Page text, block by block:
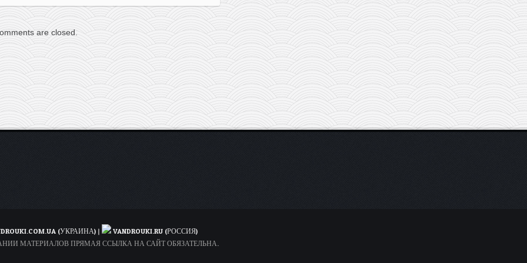
are closed.
(УКРАИНА) |
VANDROUKI.RU (РОССИЯ)
МАТЕРИАЛОВ ПРЯМАЯ ССЫЛКА НА САЙТ ОБЯЗАТЕЛЬНА.